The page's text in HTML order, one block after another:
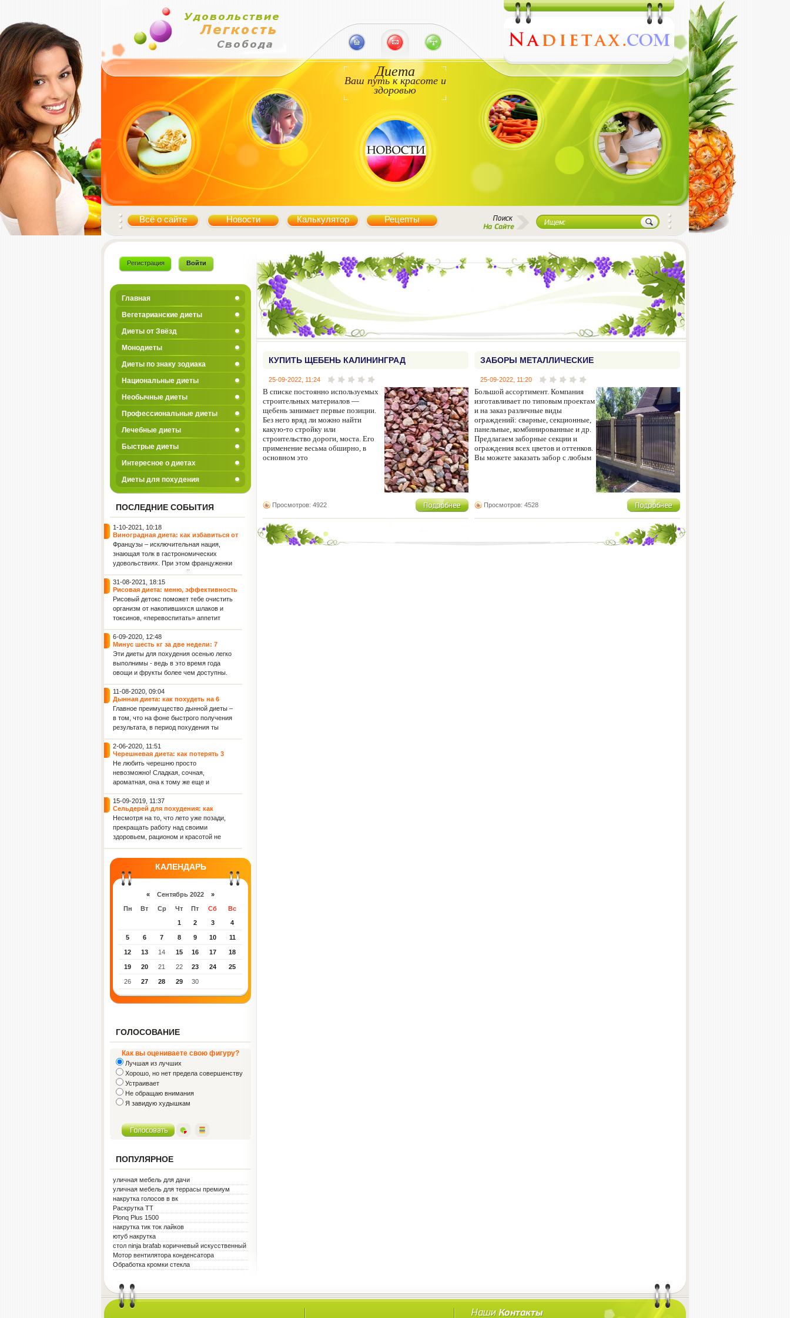
Диета
Ваш путь к красоте и
здоровью
Всё о сайте Новости Калькулятор Рецепты
Регистрация Войти
Главная
Вегетарианские диеты
Диеты от Звёзд
Монодиеты
Диеты по знаку зодиака
Национальные диеты
Необычные диеты
Профессиональные диеты
Лечебные диеты
Быстрые диеты
Интересное о диетах
Диеты для похудения
ПОСЛЕДНИЕ СОБЫТИЯ
1-10-2021, 10:18
Виноградная диета: как избавиться от
2 кг лишнего веса всего за 4 дня
Французы – исключительная нация,
знающая толк в гастрономических
удовольствиях. При этом француженки
считаются самыми стройными
женщинами в мире. Поэтому не
удивляет, что именно во Франции
придумали диету для похудения,
включающую такое изысканное и
весьма калорийное лакомство, как
виноград.
31-08-2021, 18:15
Рисовая диета: меню, эффективность
и польза для женского здоровья
Рисовый детокс поможет тебе очистить
организм от накопившихся шлаков и
токсинов, «перевоспитать» аппетит
уйдет), а также обрести фигуру своей
мечты! Данная рисовая диета
рассчитана на 36 дней: 4 этапа по 9
дней каждый.
6-09-2020, 12:48
Минус шесть кг за две недели: 7
эффективных диет осени для фигуры
и укрепления иммунитета
Эти диеты для похудения осенью легко
выполнимы - ведь в это время года
овощи и фрукты более чем доступны.
11-08-2020, 09:04
Дынная диета: как похудеть на 6
килограммов за 7 дней
Главное преимущество дынной диеты –
в том, что на фоне быстрого получения
результата, в период похудения ты
Ведь дыня отлично насыщает.
Кроме того, после дынной диеты ты
отметишь заметное улучшение
упругости кожи и уменьшение
целлюлита.
2-06-2020, 11:51
Черешневая диета: как потерять 3
килограмма всего лишь за 7 дней
Не любить черешню просто
невозможно! Сладкая, сочная,
ароматная, она к тому же еще и
издавна называют ягодой молодости.
15-09-2019, 11:37
Сельдерей для похудения: как
сбросить вес с помощью этого
полезного овоща
Несмотря на то, что лето уже позади,
прекращать работу над своими
здоровьем, рационом и красотой не
сельдерей и как можно использовать
его для похудения.
КАЛЕНДАРЬ
« Сентябрь 2022 »
Пн
Вт Ср Чт Пт Сб
Вс
1
2 3 4
5 6 7 8 9 10 11
12 13 14 15 16 17 18
19 20 21 22 23 24 25
26 27 28 29 30
ГОЛОСОВАНИЕ
Как вы оцениваете свою фигуру?
Лучшая из лучших
Хорошо, но нет предела совершенству
Устраивает
Не обращаю внимания
Я завидую худышкам
ПОПУЛЯРНОЕ
уличная мебель для дачи
уличная мебель для террасы премиум
металл белая
накрутка голосов в вк
Раскрутка ТТ
Plonq Plus 1500
накрутка тик ток лайков
ютуб накрутка
стол ninja brafab коричневый искусственный
ротанг
Мотор вентилятора конденсатора
Обработка кромки стекла
КУПИТЬ ЩЕБЕНЬ КАЛИНИНГРАД
25-09-2022, 11:24
В списке постоянно используемых
строительных материалов —
щебень занимает первые позиции.
Без него вряд ли можно найти
какую-то стройку или
строительство дороги, моста. Его
применение весьма обширно, в
основном это
Просмотров: 4922
ЗАБОРЫ МЕТАЛЛИЧЕСКИЕ
25-09-2022, 11:20
Большой ассортимент. Компания
изготавливает по типовым проектам
и на заказ различные виды
ограждений: сварные, секционные,
панельные, комбинированные и др.
Предлагаем заборные секции и
ограждения всех цветов и оттенков.
Вы можете заказать забор с любым
Просмотров: 4528